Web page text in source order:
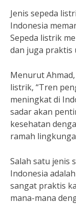
Jenis sepeda
Indonesia
Sepeda listrik
dan juga
Menurut
listrik, “Tren
meningkat di
sadar akan
kesehatan
ramah
Salah satu jenis
Indonesia
sangat praktis
mana-mana